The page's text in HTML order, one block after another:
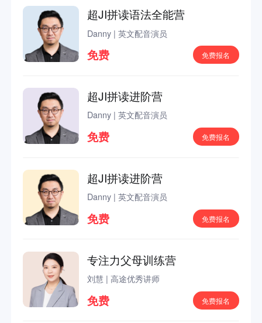
超JI拼读语法全能营
Danny | 英文配音演员
免费 免费报名
超JI拼读进阶营
Danny | 英文配音演员
免费 免费报名
超JI拼读进阶营
Danny | 英文配音演员
免费 免费报名
专注力父母训练营
刘慧 | 高途优秀讲师
免费 免费报名